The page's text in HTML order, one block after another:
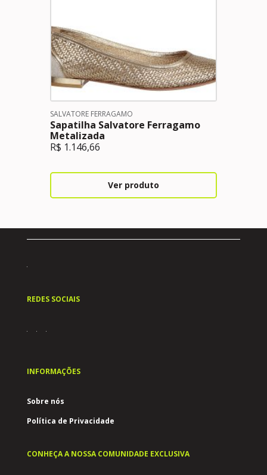
SALVATORE FERRAGAMO
Sapatilha Salvatore Ferragamo
Metalizada
R$ 1.146,66
Ver produto
REDES SOCIAIS
INFORMAÇÕES
Sobre nós
Política de Privacidade
CONHEÇA A NOSSA COMUNIDADE EXCLUSIVA